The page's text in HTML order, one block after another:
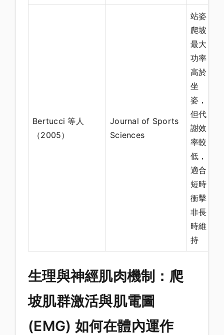
Bertucci 等人
（2005）
Journal of Sports
Sciences
站姿
爬坡
最大
功率
高於
坐
姿，
但代
謝效
率較
低，
適合
短時
衝擊
非長
時維
持
生理與神經肌肉機制：爬
坡肌群激活與肌電圖
(EMG) 如何在體內運作